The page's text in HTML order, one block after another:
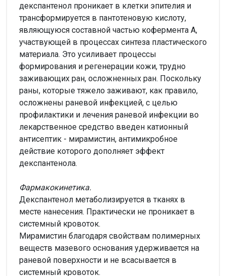
декспантенол проникает в клетки эпителия и
трансформируется в пантотеновую кислоту,
являющуюся составной частью кофермента А,
участвующей в процессах синтеза пластического
материала. Это усиливает процессы
формирования и регенерации кожи, трудно
заживающих ран, осложненных ран. Поскольку
раны, которые тяжело заживают, как правило,
осложнены раневой инфекцией, с целью
профилактики и лечения раневой инфекции во
лекарственное средство введен катионный
антисептик - мирамистин, антимикробное
действие которого дополняет эффект
декспантенола.
Фармакокинетика.
Декспантенол метаболизируется в тканях в
месте нанесения. Практически не проникает в
системный кровоток.
Мирамистин благодаря свойствам полимерных
веществ мазевого основания удерживается на
раневой поверхности и не всасывается в
системный кровоток.